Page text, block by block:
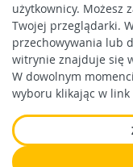
użytkownicy. Możesz
Twojej przeglądarki.
przechowywania lub
witrynie znajduje się
W dowolnym
wyboru klikając w link
Polityka Cookies
Odbiór zużytego
Wspierają nas: